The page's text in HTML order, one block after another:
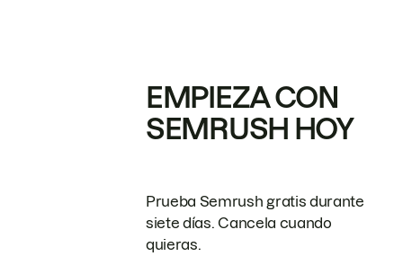
EMPIEZA CON
SEMRUSH HOY
Prueba Semrush gratis durante
siete días. Cancela cuando
quieras.